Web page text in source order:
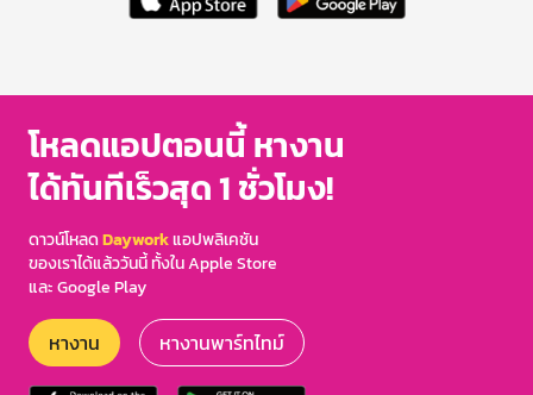
โหลดแอปตอนนี้ หางาน
ได้ทันทีเร็วสุด 1 ชั่วโมง!
ดาวน์โหลดDayworkแอปพลิเคชัน
ของเราได้แล้ววันนี้ ทั้งใน Apple Store
และ Google Play
หางาน หางานพาร์ทไทม์